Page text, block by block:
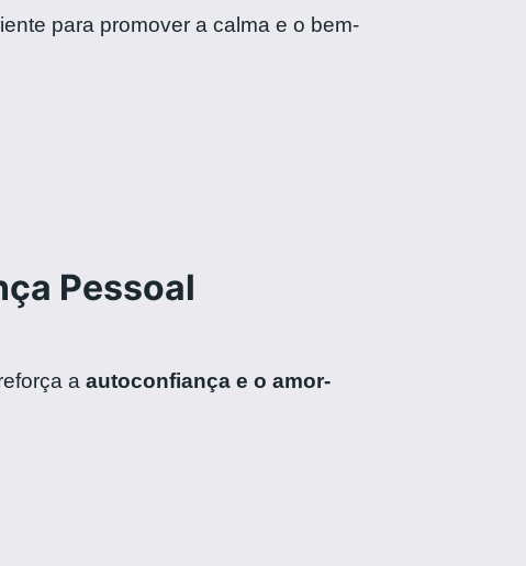
para promover a calma e o bem-
Pessoal
a autoconfiança e o amor-